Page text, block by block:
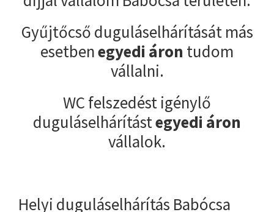
Gyűjtőcső duguláselhárítását más
esetbenegyedi áron tudom
vállalni.
WC felszedést igénylő
duguláselhárítástegyedi áron
vállalok.
Helyi duguláselhárítás Babócsa